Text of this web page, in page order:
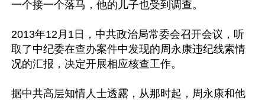
一个接一个落马，他的儿子也受到调查。
2013年12月1日，中共政治局常委会召开会议，听
取了中纪委在查办案件中发现的周永康违纪线索情
况的汇报，决定开展相应核查工作。
据中共高层知情人士透露，从那时起，周永康和他